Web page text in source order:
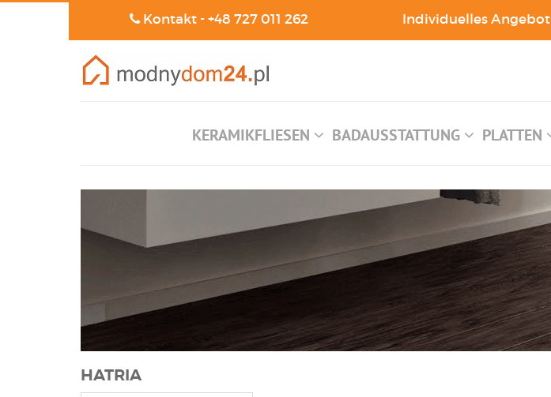
Kontakt -+48 727 011 262 Individuelles Angebot
KERAMIKFLIESEN BADAUSSTATTUNG PLATTEN
HATRIA